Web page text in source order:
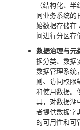
（结构化、
同业务系统的
始数据存储在
间进行分区存
数据治理与元
据分类、数据
数据管理系统
则、访问权限
和使用数据。
具，对数据湖
者提供数据字
的可用性和可